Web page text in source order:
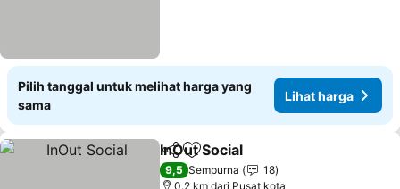
Pilih tanggal untuk melihat harga yang
sama
Lihat harga
BagikanTambahkan ke favorit
InOut Social
9,5 Sempurna
18
0.2 km dari Pusat kota